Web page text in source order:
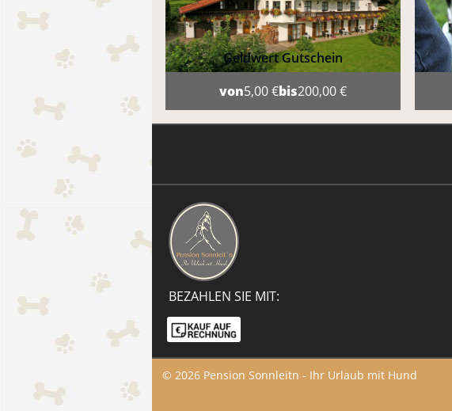
Geldwert Gutschein
von5,00 €bis200,00 €
BEZAHLEN SIE MIT:
© 2026 Pension Sonnleitn - Ihr Urlaub mit Hund